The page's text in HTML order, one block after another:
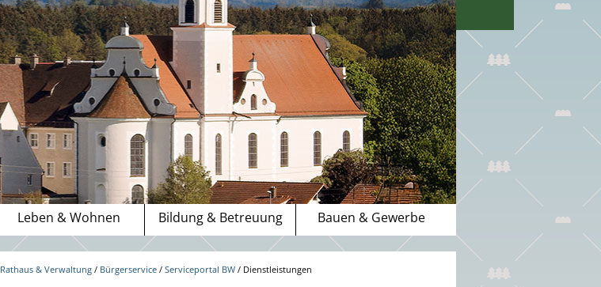
Leben & Wohnen Bildung & Betreuung Bauen & Gewerbe
Rathaus & Verwaltung / Bürgerservice /Serviceportal BW / Dienstleistungen